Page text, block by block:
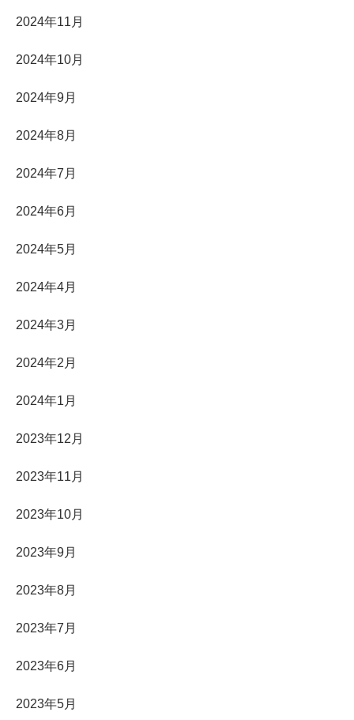
2024年11月
2024年10月
2024年9月
2024年8月
2024年7月
2024年6月
2024年5月
2024年4月
2024年3月
2024年2月
2024年1月
2023年12月
2023年11月
2023年10月
2023年9月
2023年8月
2023年7月
2023年6月
2023年5月